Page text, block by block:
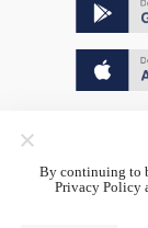
By continuing to
Privacy Policy